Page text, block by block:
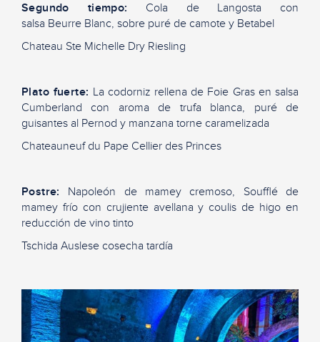
Segundo tiempo: Cola de Langosta con
salsa Beurre Blanc, sobre puré de camote y Betabel
Chateau Ste Michelle Dry Riesling
Plato fuerte: La codorniz rellena de Foie Gras en salsa
Cumberland con aroma de trufa blanca, puré de
guisantes al Pernod y manzana torne caramelizada
Chateauneufdu Pape Cellier des Princes
Postre: Napoleón de mamey cremoso, Soufflé de
mamey frío con crujiente avellana y coulis de higo en
reducción de vino tinto
Tschida Auslese cosecha tardía